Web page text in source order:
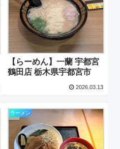
【らーめん】一蘭 宇都宮
鶴田店 栃木県宇都宮市
2026.03.13
ラーメン